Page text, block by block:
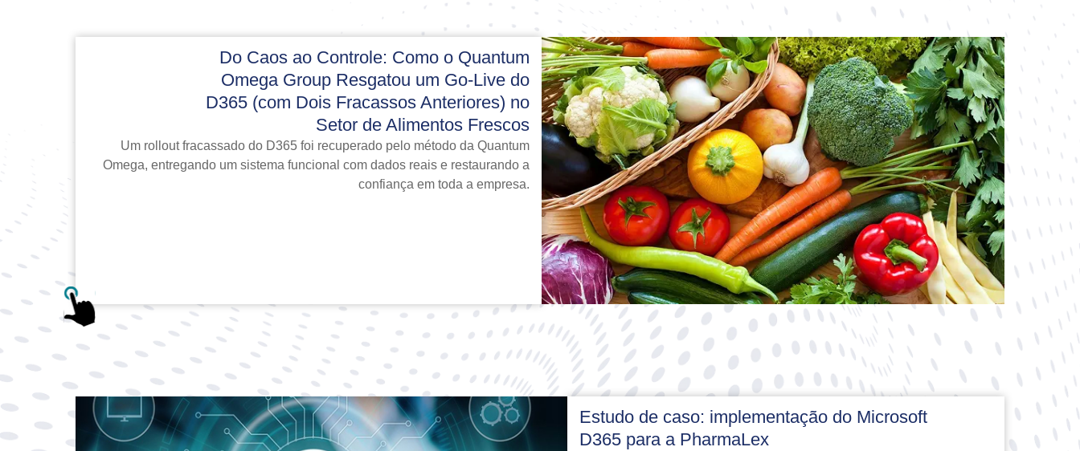
Do Caos ao Controle: Como o Quantum
Omega Group Resgatou um Go-Live do
D365 (com Dois Fracassos Anteriores) no
Setor de Alimentos Frescos
Um rollout fracassado do D365 foi recuperado pelo método da Quantum
Omega, entregando um sistema funcional com dados reais e restaurando a
confiança em toda a empresa.
Estudo de caso: implementação do Microsoft
D365 para a PharmaLex